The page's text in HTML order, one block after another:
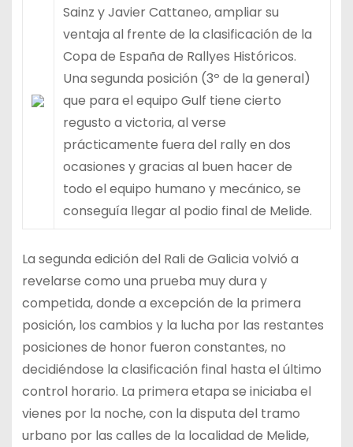
Sainz y Javier Cattaneo, ampliar su
ventaja al frente de la clasificación de la
Copa de España de Rallyes Históricos.
Una segunda posición (3º de la general)
que para el equipo Gulf tiene cierto
regusto a victoria, al verse
prácticamente fuera del rally en dos
ocasiones y gracias al buen hacer de
todo el equipo humano y mecánico, se
conseguía llegar al podio final de Melide.
La segunda edición del Rali de Galicia volvió a
revelarse como una prueba muy dura y
competida, donde a excepción de la primera
posición, los cambios y la lucha por las restantes
posiciones de honor fueron constantes, no
decidiéndose la clasificación final hasta el último
control horario. La primera etapa se iniciaba el
vienes por la noche, con la disputa del tramo
urbano por las calles de la localidad de Melide,